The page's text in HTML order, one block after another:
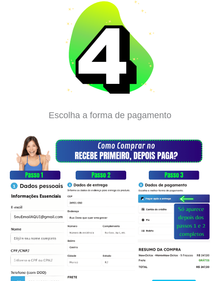
Escolha a forma de pagamento